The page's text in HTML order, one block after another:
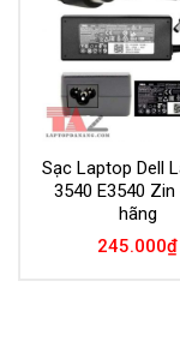
Sạc Laptop Dell
3540 E3540 Zin
hãng
245.000₫